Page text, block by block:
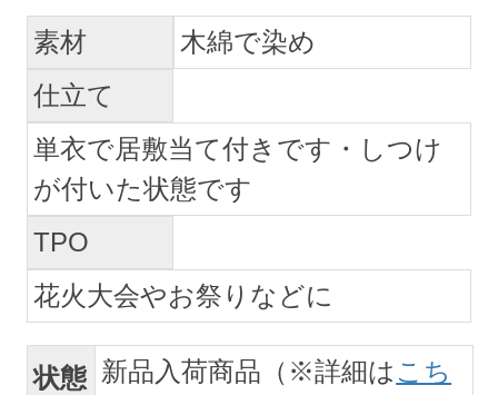
素材
木綿で染め
仕立て
単衣で居敷当て付きです・しつけ
が付いた状態です
TPO
花火大会やお祭りなどに
状態 新品入荷商品（※詳細は こち